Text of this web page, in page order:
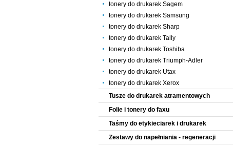
tonery do drukarek Sagem
tonery do drukarek Samsung
tonery do drukarek Sharp
tonery do drukarek Tally
tonery do drukarek Toshiba
tonery do drukarek Triumph-Adler
tonery do drukarek Utax
tonery do drukarek Xerox
Tusze do drukarek atramentowych
Folie i tonery do faxu
Taśmy do etykieciarek i drukarek
Zestawy do napełniania - regeneracji